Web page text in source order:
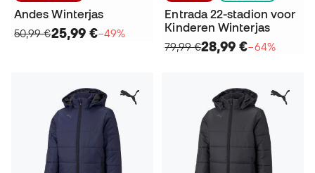
Andes Winterjas
50,99 €25,99 €−49%
Entrada 22-stadion voor
Kinderen Winterjas
79,99 €28,99 €−64%